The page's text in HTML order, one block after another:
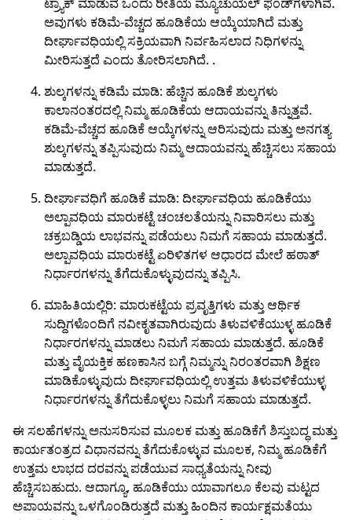
ಅವುಗಳು ಕಡಿಮೆ-ವೆಚ್ಚದ ಹೂಡಿಕೆಯ ಆಯ್ಕೆಯಾಗಿದೆ ಮತ್ತು
ದೀರ್ಘಾವಧಿಯಲ್ಲಿ ಸಕ್ರಿಯವಾಗಿ ನಿರ್ವಹಿಸಲಾದ ನಿಧಿಗಳನ್ನು
ಮೀರಿಸುತ್ತದೆ ಎಂದು ತೋರಿಸಲಾಗಿದೆ. .
ಶುಲ್ಕಗಳನ್ನು ಕಡಿಮೆ ಮಾಡಿ: ಹೆಚ್ಚಿನ ಹೂಡಿಕೆ ಶುಲ್ಕಗಳು
ಕಾಲಾನಂತರದಲ್ಲಿ ನಿಮ್ಮ ಹೂಡಿಕೆಯ ಆದಾಯವನ್ನು ತಿನ್ನುತ್ತವೆ.
ಕಡಿಮೆ-ವೆಚ್ಚದ ಹೂಡಿಕೆ ಆಯ್ಕೆಗಳನ್ನು ಆರಿಸುವುದು ಮತ್ತು ಅನಗತ್ಯ
ಶುಲ್ಕಗಳನ್ನು ತಪ್ಪಿಸುವುದು ನಿಮ್ಮ ಆದಾಯವನ್ನು ಹೆಚ್ಚಿಸಲು ಸಹಾಯ
ಮಾಡುತ್ತದೆ.
ದೀರ್ಘಾವಧಿಗೆ ಹೂಡಿಕೆ ಮಾಡಿ: ದೀರ್ಘಾವಧಿಯ ಹೂಡಿಕೆಯು
ಅಲ್ಪಾವಧಿಯ ಮಾರುಕಟ್ಟೆ ಚಂಚಲತೆಯನ್ನು ನಿವಾರಿಸಲು ಮತ್ತು
ಚಕ್ರಬಡ್ಡಿಯ ಲಾಭವನ್ನು ಪಡೆಯಲು ನಿಮಗೆ ಸಹಾಯ ಮಾಡುತ್ತದೆ.
ಅಲ್ಪಾವಧಿಯ ಮಾರುಕಟ್ಟೆ ಏರಿಳಿತಗಳ ಆಧಾರದ ಮೇಲೆ ಹಠಾತ್
ನಿರ್ಧಾರಗಳನ್ನು ತೆಗೆದುಕೊಳ್ಳುವುದನ್ನು ತಪ್ಪಿಸಿ.
ಮಾಹಿತಿಯಲ್ಲಿರಿ: ಮಾರುಕಟ್ಟೆಯ ಪ್ರವೃತ್ತಿಗಳು ಮತ್ತು ಆರ್ಥಿಕ
ಸುದ್ದಿಗಳೊಂದಿಗೆ ನವೀಕೃತವಾಗಿರುವುದು ತಿಳುವಳಿಕೆಯುಳ್ಳ ಹೂಡಿಕೆ
ನಿರ್ಧಾರಗಳನ್ನು ಮಾಡಲು ನಿಮಗೆ ಸಹಾಯ ಮಾಡುತ್ತದೆ. ಹೂಡಿಕೆ
ಮತ್ತು ವೈಯಕ್ತಿಕ ಹಣಕಾಸಿನ ಬಗ್ಗೆ ನಿಮ್ಮನ್ನು ನಿರಂತರವಾಗಿ ಶಿಕ್ಷಣ
ಮಾಡಿಕೊಳ್ಳುವುದು ದೀರ್ಘಾವಧಿಯಲ್ಲಿ ಉತ್ತಮ ತಿಳುವಳಿಕೆಯುಳ್ಳ
ನಿರ್ಧಾರಗಳನ್ನು ತೆಗೆದುಕೊಳ್ಳಲು ನಿಮಗೆ ಸಹಾಯ ಮಾಡುತ್ತದೆ.
ಈ ಸಲಹೆಗಳನ್ನು ಅನುಸರಿಸುವ ಮೂಲಕ ಮತ್ತು ಹೂಡಿಕೆಗೆ ಶಿಸ್ತುಬದ್ಧ ಮತ್ತು
ಕಾರ್ಯತಂತ್ರದ ವಿಧಾನವನ್ನು ತೆಗೆದುಕೊಳ್ಳುವ ಮೂಲಕ, ನಿಮ್ಮ ಹೂಡಿಕೆಗೆ
ಉತ್ತಮ ಲಾಭದ ದರವನ್ನು ಪಡೆಯುವ ಸಾಧ್ಯತೆಯನ್ನು ನೀವು
ಹೆಚ್ಚಿಸಬಹುದು. ಆದಾಗ್ಯೂ, ಹೂಡಿಕೆಯು ಯಾವಾಗಲೂ ಕೆಲವು ಮಟ್ಟದ
ಅಪಾಯವನ್ನು ಒಳಗೊಂಡಿರುತ್ತದೆ ಮತ್ತು ಹಿಂದಿನ ಕಾರ್ಯಕ್ಷಮತೆಯು